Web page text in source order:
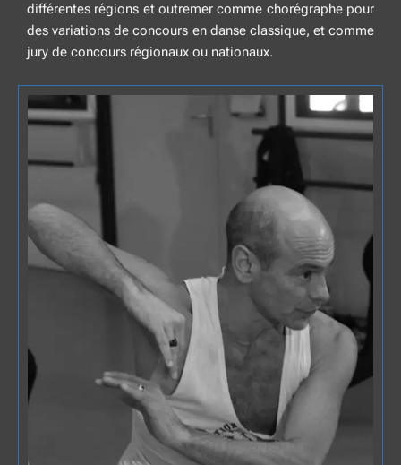
différentes régions et outremer comme chorégraphe pour
des variations de concours en danse classique, et comme
jury de concours régionaux ou nationaux.